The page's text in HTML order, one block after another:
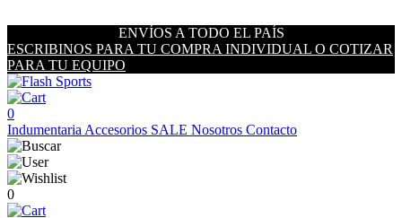
ENVÍOS A TODO EL PAÍS
ESCRIBINOS PARA TU COMPRA INDIVIDUAL O COTIZAR
PARA TU EQUIPO
0
Indumentaria Accesorios SALE Nosotros Contacto
0